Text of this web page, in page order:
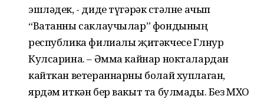
эшләдек, - диде түгәрәк өстәлне ачып
“Ватанны саклаучылар” фондының
республика филиалы җитәкчесе Гөлнур
Кулсарина. – Әмма кайнар нокталардан
кайткан ветераннарны болай хуплаган,
ярдәм иткән бер вакыт та булмады. Без МХО